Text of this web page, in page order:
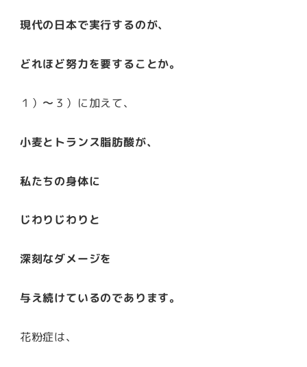
現代の日本で実行するのが、
どれほど努力を要することか。
１）〜３）に加えて、
小麦とトランス脂肪酸が、
私たちの身体に
じわりじわりと
深刻なダメージを
与え続けているのであります。
花粉症は、